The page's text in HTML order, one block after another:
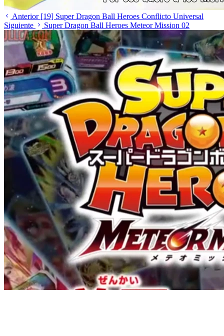
Anterior [19] Super Dragon Ball Heroes Conflicto Universal
Siguiente
Super Dragon Ball Heroes Meteor Mission 02